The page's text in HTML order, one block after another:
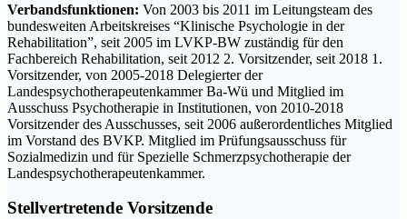
Verbandsfunktionen: Von 2003 bis 2011 im Leitungsteam des
bundesweiten Arbeitskreises “Klinische Psychologie in der
Rehabilitation”, seit 2005 im LVKP-BW zuständig für den
Fachbereich Rehabilitation, seit 2012 2. Vorsitzender, seit 2018 1.
Vorsitzender, von 2005-2018 Delegierter der
Landespsychotherapeutenkammer Ba-Wü und Mitglied im
Ausschuss Psychotherapie in Institutionen, von 2010-2018
Vorsitzender des Ausschusses, seit 2006 außerordentliches Mitglied
im Vorstand des BVKP. Mitglied im Prüfungsausschuss für
Sozialmedizin und für Spezielle Schmerzpsychotherapie der
Landespsychotherapeutenkammer.
Stellvertretende Vorsitzende